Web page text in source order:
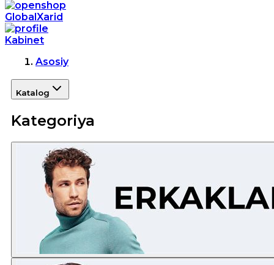
GlobalXarid
Kabinet
Asosiy
Katalog
Kategoriya